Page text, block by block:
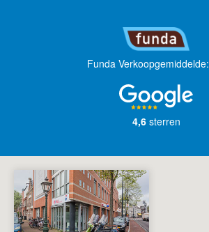
Funda Verkoopgemiddelde:
4,6sterren